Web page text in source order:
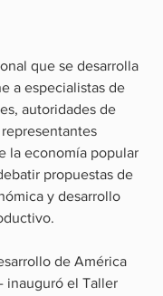
que se desarrolla
a especialistas de
autoridades de
la economía popular
propuestas de
y desarrollo
de América
inauguró el Taller